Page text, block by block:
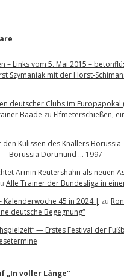
– Links vom 5. Mai 2015 –
Szymaniak mit der Horst-
deutscher Clubs im Europapokal
Baade zu Elfmeterschießen,
den Kulissen des Knallers Borussia
Borussia Dortmund … 1997
Armin Reutershahn als neuen
Alle Trainer der Bundesliga in
Kalenderwoche 45 in 2024 | zu
deutsche Begegnung“
— Erstes Festival der
„In voller Länge“